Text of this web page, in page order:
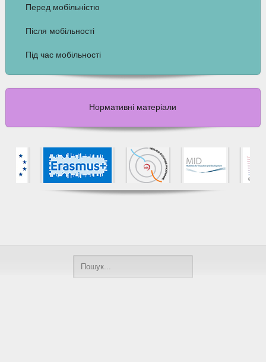
Перед мобільністю
Після мобільності
Під час мобільності
Нормативні матеріали